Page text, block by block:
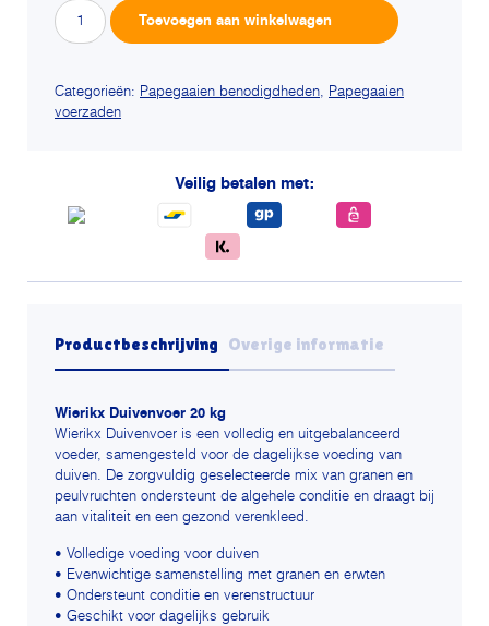
Wierikx
duivenvoer
Toevoegen aan winkelwagen
Categorieën: Papegaaien benodigdheden, Papegaaien
voerzaden
Veilig betalen met:
Productbeschrijving Overige informatie
Wierikx Duivenvoer 20 kg
Wierikx Duivenvoer is een volledig en uitgebalanceerd
voeder, samengesteld voor de dagelijkse voeding van
duiven. De zorgvuldig geselecteerde mix van granen en
peulvruchten ondersteunt de algehele conditie en draagt bij
aan vitaliteit en een gezond verenkleed.
• Volledige voeding voor duiven
• Evenwichtige samenstelling met granen en erwten
• Ondersteunt conditie en verenstructuur
• Geschikt voor dagelijks gebruik